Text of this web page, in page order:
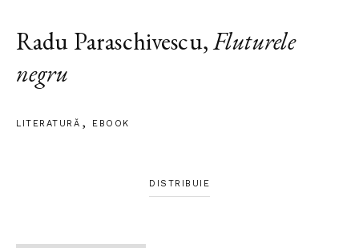
Radu Paraschivescu,Fluturele
negru
LITERATURĂ EBOOK
DISTRIBUIE